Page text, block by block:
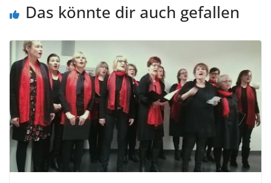
Das könnte dir auch gefallen